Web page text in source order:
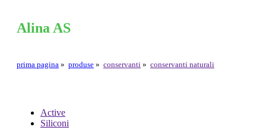
Alina AS
prima pagina » produse » conservanti » conservanti naturali
Active
Siliconi